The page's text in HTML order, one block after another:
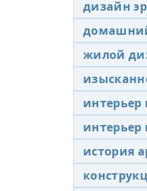
дизайн
жилой
интерьер
интерьер
история